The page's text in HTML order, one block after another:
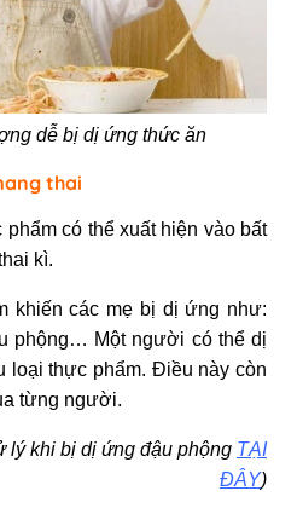
dễ bị dị ứng thức ăn
thai
có thể xuất hiện vào bất
kì.
khiến các mẹ bị dị ứng như:
phộng… Một người có thể dị
loại thực phẩm. Điều này còn
từng người.
lý khi bị dị ứng đậu phộng TẠI
ĐÂY)